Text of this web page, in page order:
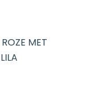
MET